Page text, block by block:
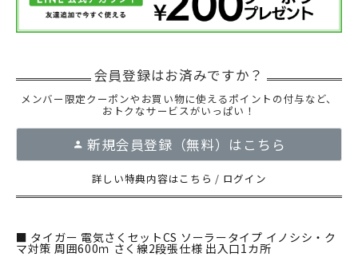
メンバー限定クーポンやお買い物に使えるポイントの付与など、
おトクなサービスがいっぱい！
新規会員登録（無料）はこちら
詳しい特典内容はこちら / ログイン
■ タイガー 電気さくセットCS ソーラータイプ イノシシ・ク
マ対策 周囲600ｍ さく線2段張仕様 出入口1カ所